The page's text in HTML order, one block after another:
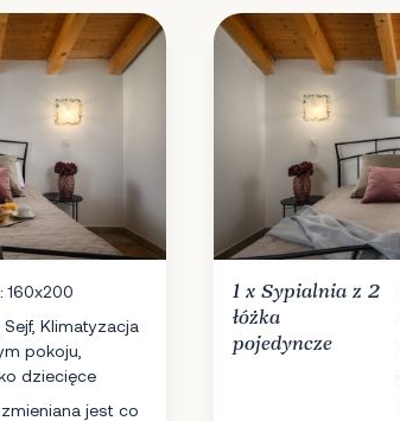
160x200
Sejf, Klimatyzacja
pokoju,
dziecięce
jest co
1 x Sypialnia z 2
łóżka
pojedyncze